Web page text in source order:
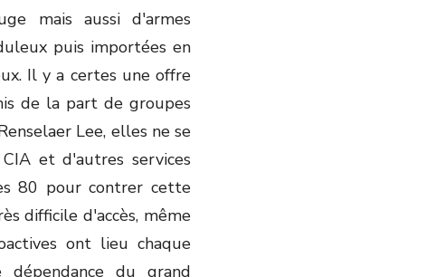
mais aussi d'armes
puis importées en
Il y a certes une offre
de la part de groupes
Lee, elles ne se
et d'autres services
80 pour contrer cette
difficile d'accès, même
ont lieu chaque
du grand